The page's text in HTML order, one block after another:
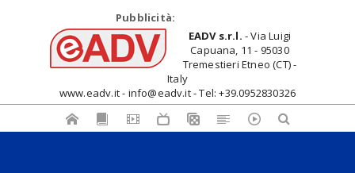
Pubblicità:
EADV s.r.l. - Via Luigi
Capuana, 11 - 95030
Tremestieri Etneo (CT) -
Italy
www.eadv.it - info@eadv.it - Tel: +39.0952830326